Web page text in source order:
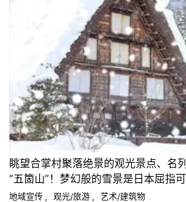
眺望合掌村聚落绝景的观光景点、名
“五箇山”！梦幻般的雪景是日本屈指
地域宣传 观光/旅游
艺术/建筑物